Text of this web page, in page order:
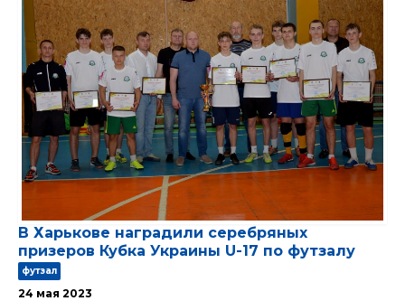
В Харькове наградили серебряных
призеров Кубка Украины U-17 по футзалу
футзал
24 мая 2023